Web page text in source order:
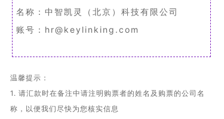
名称：中智凯灵（北京）科技有限公司
账号：hr@keylinking.com
温馨提示：
1. 请汇款时在备注中请注明购票者的姓名及购票的公司名
称，以便我们尽快为您核实信息